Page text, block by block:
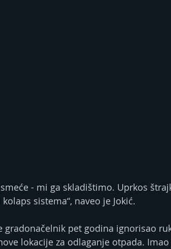
- mi ga skladištimo. Uprkos
sistema“, naveo je Jokić.
gradonačelnik pet godina ignorisao
lokacije za odlaganje otpada. Imao